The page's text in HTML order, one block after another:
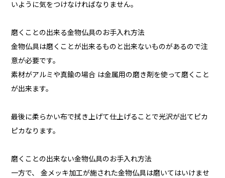
いように気をつけなければなりません。
磨くことの出来る金物仏具のお手入れ方法
金物仏具は磨くことが出来るものと出来ないものがあるので注
意が必要です。
素材がアルミや真鍮の場合 は金属用の磨き剤を使って磨くこと
が出来ます。
最後に柔らかい布で拭き上げて仕上げることで光沢が出てピカ
ピカなります。
磨くことの出来ない金物仏具のお手入れ方法
一方で、 金メッキ加工が施された金物仏具は磨いてはいけませ